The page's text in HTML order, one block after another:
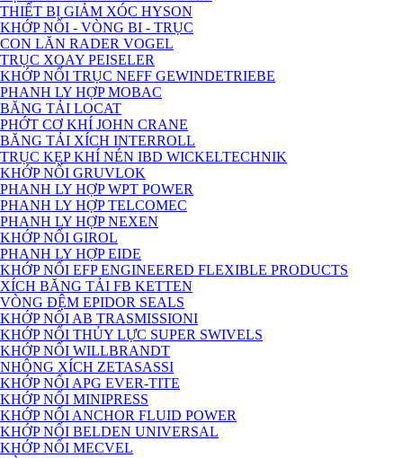
THIẾT BỊ GIẢM XÓC HYSON
KHỚP NỐI - VÒNG BI - TRỤC
CON LĂN RADER VOGEL
TRỤC XOAY PEISELER
KHỚP NỐI TRỤC NEFF GEWINDETRIEBE
PHANH LY HỢP MOBAC
BĂNG TẢI LOCAT
PHỚT CƠ KHÍ JOHN CRANE
BĂNG TẢI XÍCH INTERROLL
TRỤC KẸP KHÍ NÉN IBD WICKELTECHNIK
KHỚP NỐI GRUVLOK
PHANH LY HỢP WPT POWER
PHANH LY HỢP TELCOMEC
PHANH LY HỢP NEXEN
KHỚP NỐI GIROL
PHANH LY HỢP EIDE
KHỚP NỐI EFP ENGINEERED FLEXIBLE PRODUCTS
XÍCH BĂNG TẢI FB KETTEN
VÒNG ĐỆM EPIDOR SEALS
KHỚP NỐI AB TRASMISSIONI
KHỚP NỐI THỦY LỰC SUPER SWIVELS
KHỚP NỐI WILLBRANDT
NHÔNG XÍCH ZETASASSI
KHỚP NỐI APG EVER-TITE
KHỚP NỐI MINIPRESS
KHỚP NỐI ANCHOR FLUID POWER
KHỚP NỐI BELDEN UNIVERSAL
KHỚP NỐI MECVEL